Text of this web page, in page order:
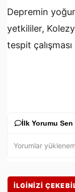
Depremin
yetkililer,
tespit çalışması
İlk Yorumu Sen
Yorumlar
İLGİNİZİ